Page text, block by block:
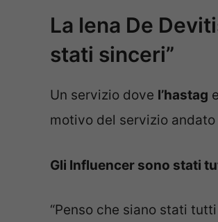
La Iena De
stati sinceri”
Un servizio dove l’hastag
motivo del servizio andato
Gli Influencer sono stati
“Penso che siano stati